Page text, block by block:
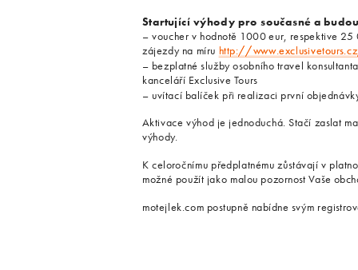
Startující výhody pro současné a
– voucher v hodnotě 1000 eur, respektive 25
zájezdy na míru http://
– bezplatné služby osobního travel
kanceláří Exclusive Tours
– uvítací balíček při realizaci první
Aktivace výhod je jednoduchá. Stačí zaslat
výhody.
K celoročnímu předplatnému zůstávají v
možné použít jako malou pozornost Vaše
motejlek.com postupně nabídne svým